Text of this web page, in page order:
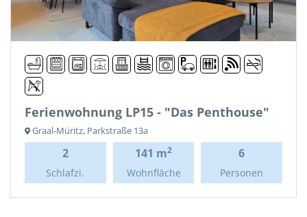
Ferienwohnung LP15 - "Das Penthouse"
Graal-Müritz, Parkstraße 13a
2
Schlafzi.
141 m2
Wohnfläche
6
Personen